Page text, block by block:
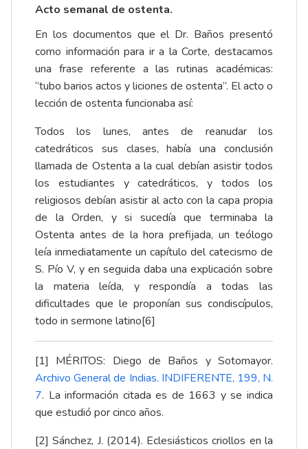
Acto semanal de ostenta.
En los documentos que el Dr. Baños presentó
como información para ir a la Corte, destacamos
una frase referente a las rutinas académicas:
“tubo barios actos y liciones de ostenta”. El acto o
lección de ostenta funcionaba así:
Todos los lunes, antes de reanudar los
catedráticos sus clases, había una conclusión
llamada de Ostenta a la cual debían asistir todos
los estudiantes y catedráticos, y todos los
religiosos debían asistir al acto con la capa propia
de la Orden, y si sucedía que terminaba la
Ostenta antes de la hora prefijada, un teólogo
leía inmediatamente un capítulo del catecismo de
S. Pío V, y en seguida daba una explicación sobre
la materia leída, y respondía a todas las
dificultades que le proponían sus condiscípulos,
todo in sermone latino[6]
[1] MÉRITOS: Diego de Baños y Sotomayor.
Archivo General de Indias. INDIFERENTE, 199, N.
7. La información citada es de 1663 y se indica
que estudió por cinco años.
[2] Sánchez, J. (2014). Eclesiásticos criollos en la